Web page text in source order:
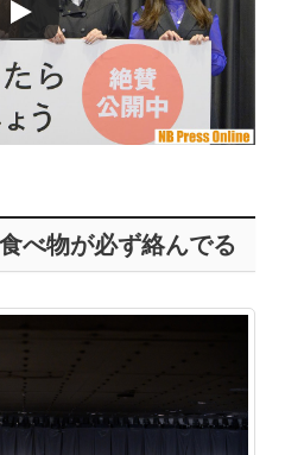
べ物が必ず絡んでる